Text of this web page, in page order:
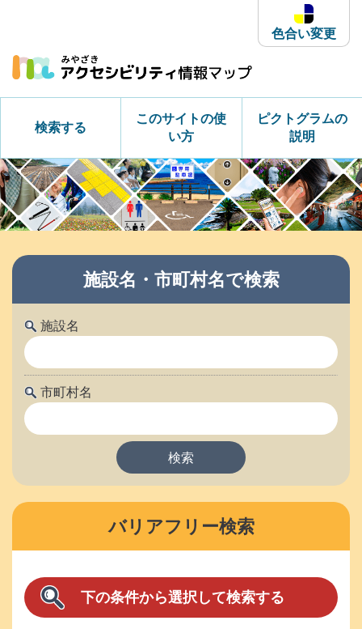
ス
色合い変更
検索する
このサイトの使
い方
ピクトグラムの
説明
施設名・市町村名で検索
施設名
市町村名
バリアフリー検索